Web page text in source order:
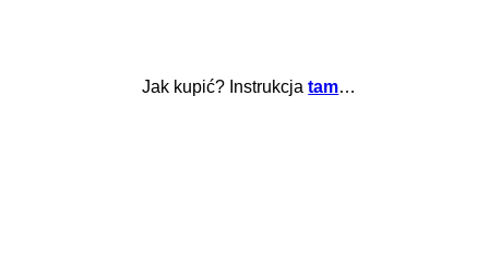
Jak kupić? Instrukcjatam…